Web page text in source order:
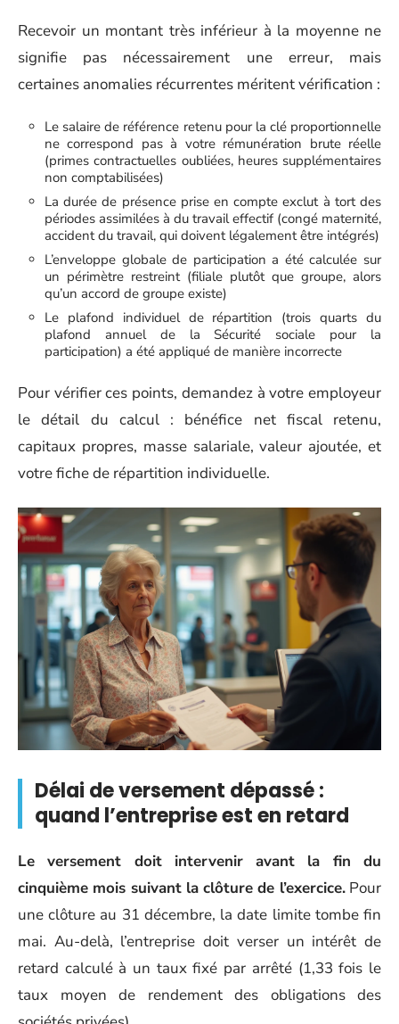
Recevoir un montant très inférieur à la moyenne ne
signifie pas nécessairement une erreur, mais
certaines anomalies récurrentes méritent vérification :
Le salaire de référence retenu pour la clé proportionnelle
ne correspond pas à votre rémunération brute réelle
(primes contractuelles oubliées, heures supplémentaires
non comptabilisées)
La durée de présence prise en compte exclut à tort des
périodes assimilées à du travail effectif (congé maternité,
accident du travail, qui doivent légalement être intégrés)
L’enveloppe globale de participation a été calculée sur
un périmètre restreint (filiale plutôt que groupe, alors
qu’un accord de groupe existe)
Le plafond individuel de répartition (trois quarts du
plafond annuel de la Sécurité sociale pour la
participation) a été appliqué de manière incorrecte
Pour vérifier ces points, demandez à votre employeur
le détail du calcul : bénéfice net fiscal retenu,
capitaux propres, masse salariale, valeur ajoutée, et
votre fiche de répartition individuelle.
Délai de versement dépassé :
quand l’entreprise est en retard
Le versement doit intervenir avant la fin du
cinquième mois suivant la clôture de l’exercice.Pour
une clôture au 31 décembre, la date limite tombe fin
mai. Au-delà, l’entreprise doit verser un intérêt de
retard calculé à un taux fixé par arrêté (1,33 fois le
taux moyen de rendement des obligations des